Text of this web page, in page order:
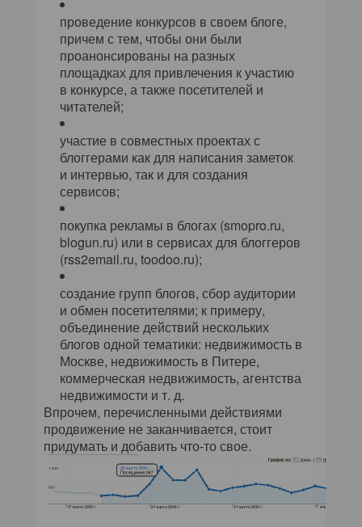
проведение конкурсов в своем блоге,
причем с тем, чтобы они были
проанонсированы на разных
площадках для привлечения к участию
в конкурсе, а также посетителей и
читателей;
участие в совместных проектах с
блоггерами как для написания заметок
и интервью, так и для создания
сервисов;
покупка рекламы в блогах (smopro.ru,
blogun.ru) или в сервисах для блоггеров
(rss2email.ru, toodoo.ru);
создание групп блогов, сбор аудитории
и обмен посетителями; к примеру,
объединение действий нескольких
блогов одной тематики: недвижимость в
Москве, недвижимость в Питере,
коммерческая недвижимость, агентства
недвижимости и т. д.
Впрочем, перечисленными действиями
продвижение не заканчивается, стоит
придумать и добавить что-то свое.